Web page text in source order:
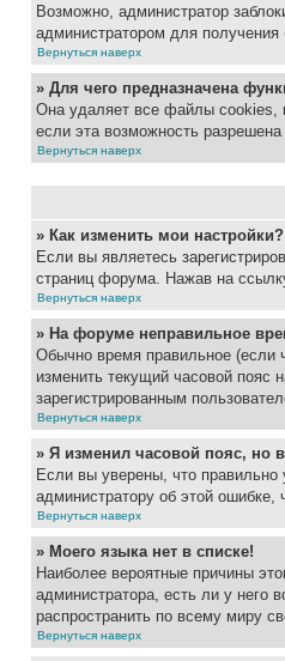
Возможно, администратор
администратором для
Вернуться наверх
» Для чего предназначена
Она удаляет все файлы cookies,
если эта возможность
Вернуться наверх
» Как изменить мои настройки?
Если вы являетесь
страниц форума. Нажав на
Вернуться наверх
» На форуме неправильное
Обычно время правильное (если
изменить текущий часовой пояс
зарегистрированным
Вернуться наверх
» Я изменил часовой пояс, но
Если вы уверены, что правильно
администратору об этой ошибке,
Вернуться наверх
» Моего языка нет в списке!
Наиболее вероятные причины
администратора, есть ли у него
распространить по всему миру
Вернуться наверх